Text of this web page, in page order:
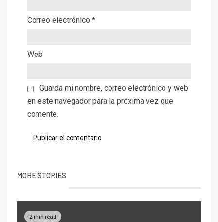
Correo electrónico *
Web
Guarda mi nombre, correo electrónico y web
en este navegador para la próxima vez que
comente.
MORE STORIES
2 min read